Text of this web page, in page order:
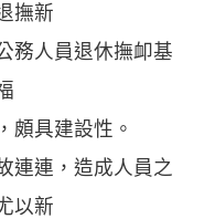
撫新
務人員退休撫卹基
頗具建設性。
連，造成人員之
以新